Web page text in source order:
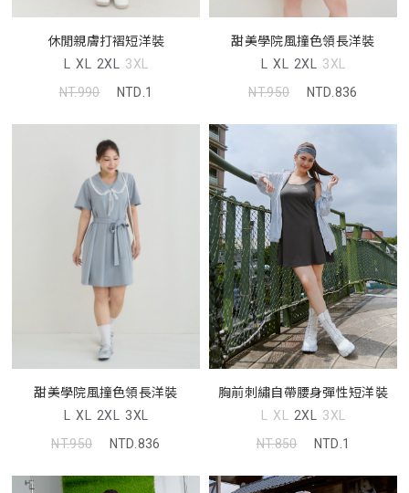
休閒親膚打褶短洋裝
L XL 2XL 3XL
NT.990
NTD.1
甜美學院風撞色領長洋裝
L XL 2XL 3XL
NT.950
NTD.836
甜美學院風撞色領長洋裝
L XL 2XL 3XL
NT.950
NTD.836
胸前刺繡自帶腰身彈性短洋裝
L XL 2XL 3XL
NT.850
NTD.1